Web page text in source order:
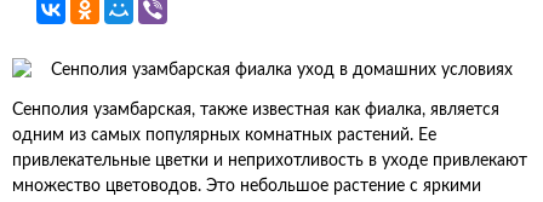
Сенполия узамбарская, также известная как фиалка, является
одним из самых популярных комнатных растений. Ее
привлекательные цветки и неприхотливость в уходе привлекают
множество цветоводов. Это небольшое растение с яркими